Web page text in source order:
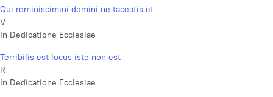
Qui reminiscimini domini ne taceatis et
V
In Dedicatione Ecclesiae
Terribilis est locus iste non est
R
In Dedicatione Ecclesiae